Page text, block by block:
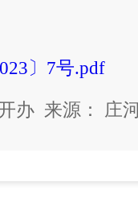
〕7号.pdf
办 来源： 庄